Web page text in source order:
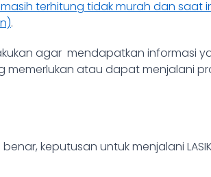
masih terhitung tidak murah dan
.
agar mendapatkan informasi
atau dapat menjalani
keputusan untuk menjalani